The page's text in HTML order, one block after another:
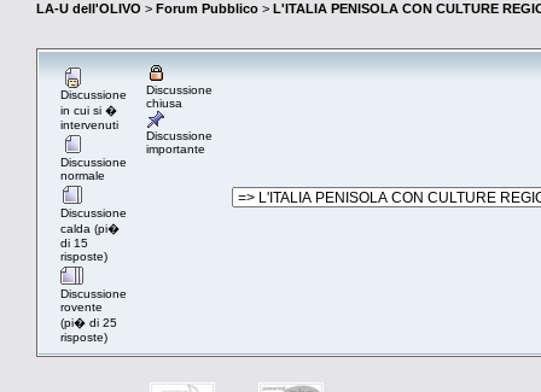
LA-U dell'OLIVO > Forum Pubblico > L'ITALIA PENISOLA CON CULTURE
Discussione
in cui si �
intervenuti
Discussione
normale
Discussione
calda (pi�
di 15
risposte)
Discussione
rovente
(pi� di 25
risposte)
Discussione
chiusa
Discussione
importante